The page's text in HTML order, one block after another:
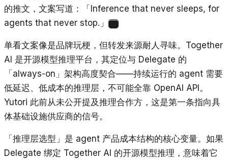
的推文，文案写道：「Inference that never sleeps, for
agents that never stop.」
单看文案像是品牌玩梗，但转发来源耐人寻味。Together
AI 是开源模型推理平台，其定位与 Delegate 的
「always-on」架构高度契合——持续运行的 agent 需要
低延迟、低成本的推理层，不可能全靠 OpenAI API。
Yutori 此前从未公开提及推理合作方，这是第一条指向具
体基础设施供应商的信号。
「推理层选型」是 agent 产品成本结构的核心变量。如果
Delegate 绑定 Together AI 的开源模型推理，意味着它